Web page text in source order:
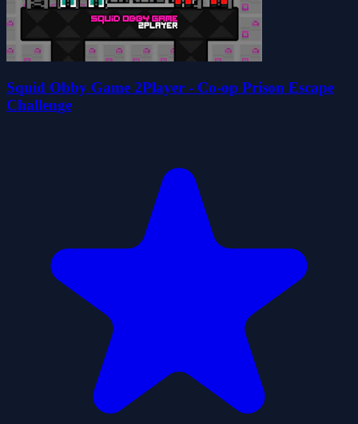
Squid Obby Game 2Player - Co-op Prison Escape
Challenge